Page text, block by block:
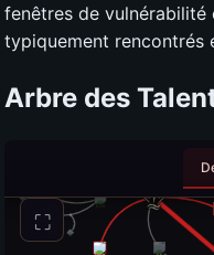
fenêtres de
typiquement rencontrés
Arbre des